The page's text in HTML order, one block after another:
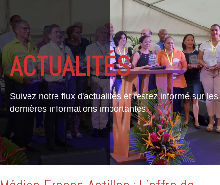
ACTUALITÉS
Suivez notre flux d'actualités et restez informé sur les
dernières informations importantes.